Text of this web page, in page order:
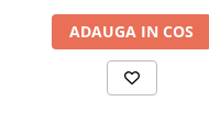
manuale cu acuarelă,
subtile și un caracter
Imaginile sunt cu
cu acuarelă sunt unice
ADAUGA IN COS